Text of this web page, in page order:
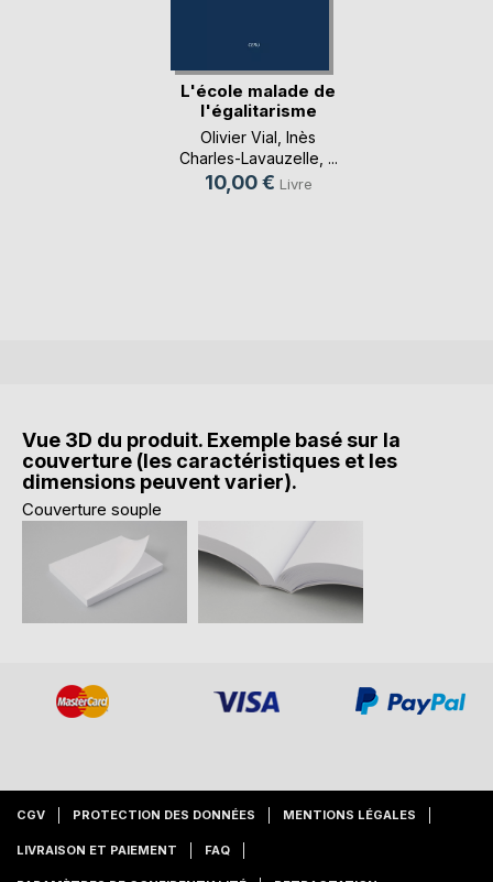
L'école malade de
l'égalitarisme
Olivier Vial Inès
Charles-Lavauzelle , ...
10,00 € Livre
Vue 3D du produit. Exemple basé sur la
couverture (les caractéristiques et les
dimensions peuvent varier).
Couverture souple
CGV PROTECTION DES DONNÉES MENTIONS LÉGALES
LIVRAISON ET PAIEMENT FAQ